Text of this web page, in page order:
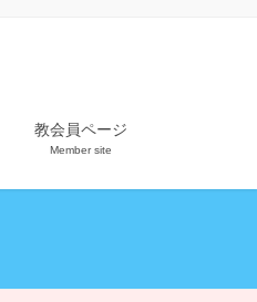
教会員ページ
Member site